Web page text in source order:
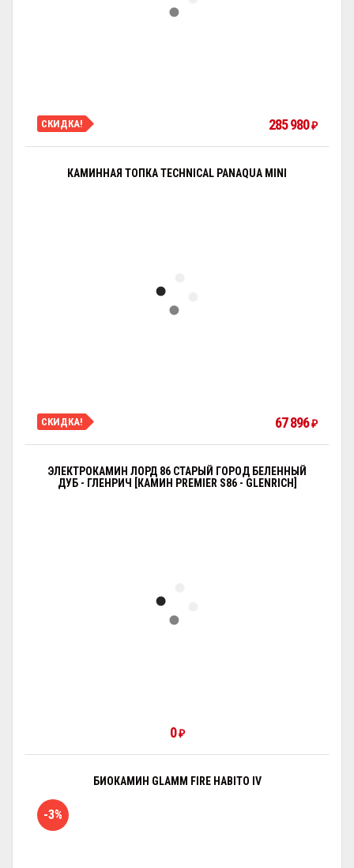
СКИДКА! 285 980₽
КАМИННАЯ ТОПКА TECHNICAL PANAQUA MINI
СКИДКА! 67 896₽
ЭЛЕКТРОКАМИН ЛОРД 86 СТАРЫЙ ГОРОД БЕЛЕННЫЙ
ДУБ - ГЛЕНРИЧ [КАМИН PREMIER S86 - GLENRICH]
0₽
БИОКАМИН GLAMM FIRE HABITO IV
-3%